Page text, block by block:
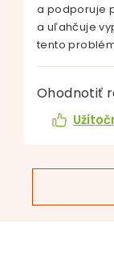
a podporuje
a uľahčuje
tento
Ohodnotiť